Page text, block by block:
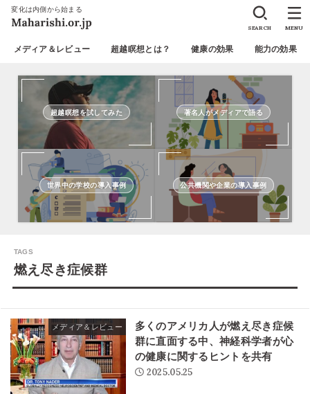
変化は内側から始まる
メディア＆レビュー 超越瞑想とは？ 健康の効果 能力の効果
SEARCH MENU
超越瞑想を試してみた 著名人がメディアで語る
世界中の学校の導入事例 公共機関や企業の導入事例
燃え尽き症候群
メディア＆レビュー
多くのアメリカ人が燃え尽き症候
群に直面する中、神経科学者が心
の健康に関するヒントを共有
2025.05.25